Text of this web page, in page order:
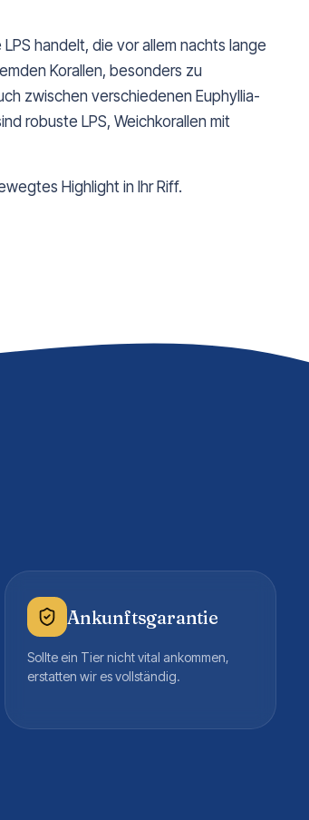
handelt, die vor allem nachts lange
Korallen, besonders zu
zwischen verschiedenen Euphyllia-
robuste LPS, Weichkorallen mit
Highlight in Ihr Riff.
Ankunftsgarantie
Sollte ein Tier nicht vital ankommen,
erstatten wir es vollständig.